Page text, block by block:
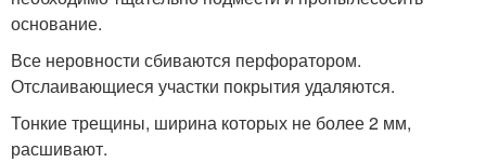
основание.
Все неровности сбиваются перфоратором.
Отслаивающиеся участки покрытия удаляются.
Тонкие трещины, ширина которых не более 2 мм,
расшивают.